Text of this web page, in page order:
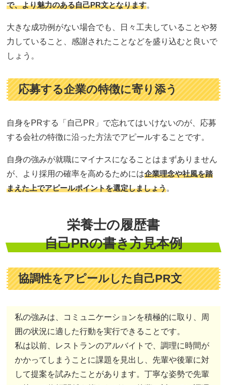
で、より魅力のある自己PR文となります。
大きな成功例がない場合でも、日々工夫していることや努
力していること、感謝されたことなどを盛り込むと良いで
しょう。
応募する企業の特徴に寄り添う
自身をPRする「自己PR」で忘れてはいけないのが、応募
する会社の特徴に沿った方法でアピールすることです。
自身の強みが就職にマイナスになることはまずありません
が、より採用の確率を高めるためには企業理念や社風を踏
まえた上でアピールポイントを選定しましょう。
栄養士の履歴書
自己PRの書き方見本例
協調性をアピールした自己PR文
私の強みは、コミュニケーションを積極的に取り、周
囲の状況に適した行動を実行できることです。
私は以前、レストランのアルバイトで、調理に時間が
かかってしまうことに課題を見出し、先輩や後輩に対
して提案を試みたことがあります。丁寧な姿勢で先輩